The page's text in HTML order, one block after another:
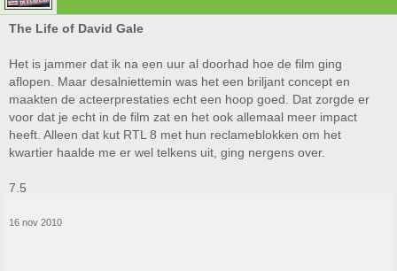
The Life of David Gale
Het is jammer dat ik na een uur al doorhad hoe de film ging
aflopen. Maar desalniettemin was het een briljant concept en
maakten de acteerprestaties echt een hoop goed. Dat zorgde er
voor dat je echt in de film zat en het ook allemaal meer impact
heeft. Alleen dat kut RTL 8 met hun reclameblokken om het
kwartier haalde me er wel telkens uit, ging nergens over.
7.5
16 nov 2010